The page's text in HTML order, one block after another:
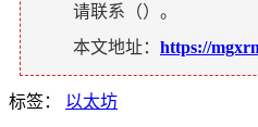
请联系（）。
本文地址： https://
标签： 以太坊